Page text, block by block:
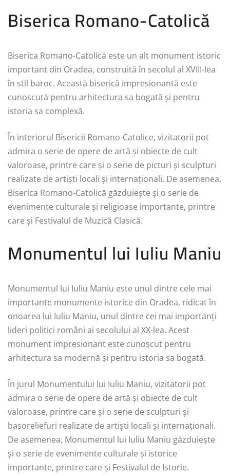
Biserica Romano-Catolică
Biserica Romano-Catolică este un alt monument istoric
important din Oradea, construită în secolul al XVIII-lea
în stil baroc. Această biserică impresionantă este
cunoscută pentru arhitectura sa bogată și pentru
istoria sa complexă.
În interiorul Bisericii Romano-Catolice, vizitatorii pot
admira o serie de opere de artă și obiecte de cult
valoroase, printre care și o serie de picturi și sculpturi
realizate de artiști locali și internaționali. De asemenea,
Biserica Romano-Catolică găzduiește și o serie de
evenimente culturale și religioase importante, printre
care și Festivalul de Muzică Clasică.
Monumentul lui Iuliu Maniu
Monumentul lui Iuliu Maniu este unul dintre cele mai
importante monumente istorice din Oradea, ridicat în
onoarea lui Iuliu Maniu, unul dintre cei mai importanți
lideri politici români ai secolului al XX-lea. Acest
monument impresionant este cunoscut pentru
arhitectura sa modernă și pentru istoria sa bogată.
În jurul Monumentului lui Iuliu Maniu, vizitatorii pot
admira o serie de opere de artă și obiecte de cult
valoroase, printre care și o serie de sculpturi și
basoreliefuri realizate de artiști locali și internaționali.
De asemenea, Monumentul lui Iuliu Maniu găzduiește
și o serie de evenimente culturale și istorice
importante, printre care și Festivalul de Istorie.